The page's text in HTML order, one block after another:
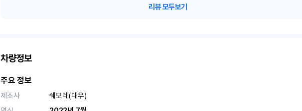
리뷰 모두보기
차량정보
주요 정보
제조사
쉐보레(대우)